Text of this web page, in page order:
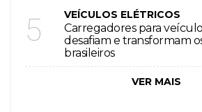
assistência à saúde e
5 VEÍCULOS ELÉTRICOS
Carregadores para
desafiam e transformam
brasileiros
VER MAIS